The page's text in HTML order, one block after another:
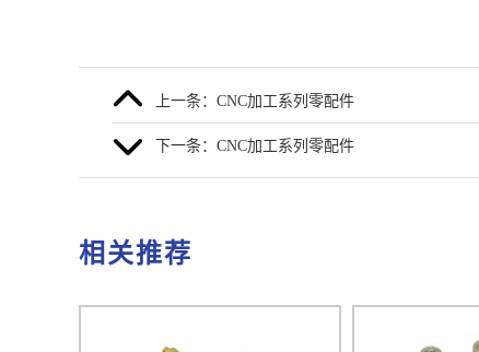
上一条：CNC加工系列零配件
下一条：CNC加工系列零配件
相关推荐